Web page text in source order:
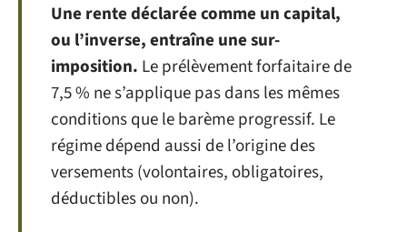
Une rente déclarée comme un capital,
ou l’inverse, entraîne une sur-
imposition. Le prélèvement forfaitaire de
7,5 % ne s’applique pas dans les mêmes
conditions que le barème progressif. Le
régime dépend aussi de l’origine des
versements (volontaires, obligatoires,
déductibles ou non).